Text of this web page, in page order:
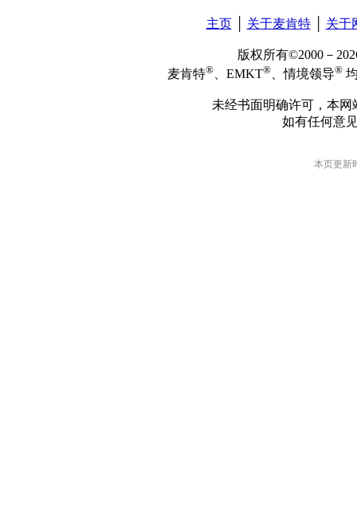
主页│ 关于麦肯特│ 关于
版权所有©2000－
麦肯特® 、EMKT® 、情境领导®
未经书面明确许可，本
如有任何意
本页更新